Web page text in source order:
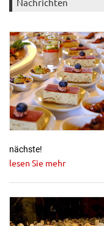
nächste!
lesen Sie mehr